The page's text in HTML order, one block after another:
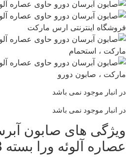
انبار موجود نمی باشد
انبار موجود نمی باشد
های صابون
آلوئه ورا بسته 3 عددی